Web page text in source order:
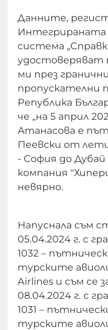
Данните,
Интегрираната
система
удостоверяват
ми през
пропускателни
Република
че „на 5 април
Атанасова е
Пеевски от
- София до
компания
невярно.
Напуснала съм
05.04.2024 г. с
1032 –
турските
Airlines и съм се
08.04.2024 г. с
1031 –
турските